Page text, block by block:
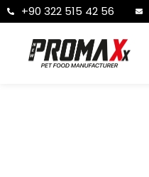
+90 322 515 42 56